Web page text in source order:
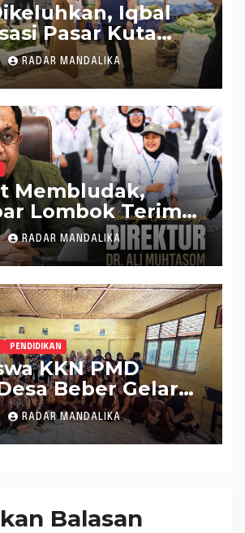
Iqbal
Pasar Kuta
Jadi Lebih
RADAR MANDALIKA
Membludak,
Lombok Terima
Baru
RADAR MANDALIKA
PENDIDIKAN
KKN PMD
Beber Gelar
Hukum
Pernikahan
Ash-
RADAR MANDALIKA
Balasan